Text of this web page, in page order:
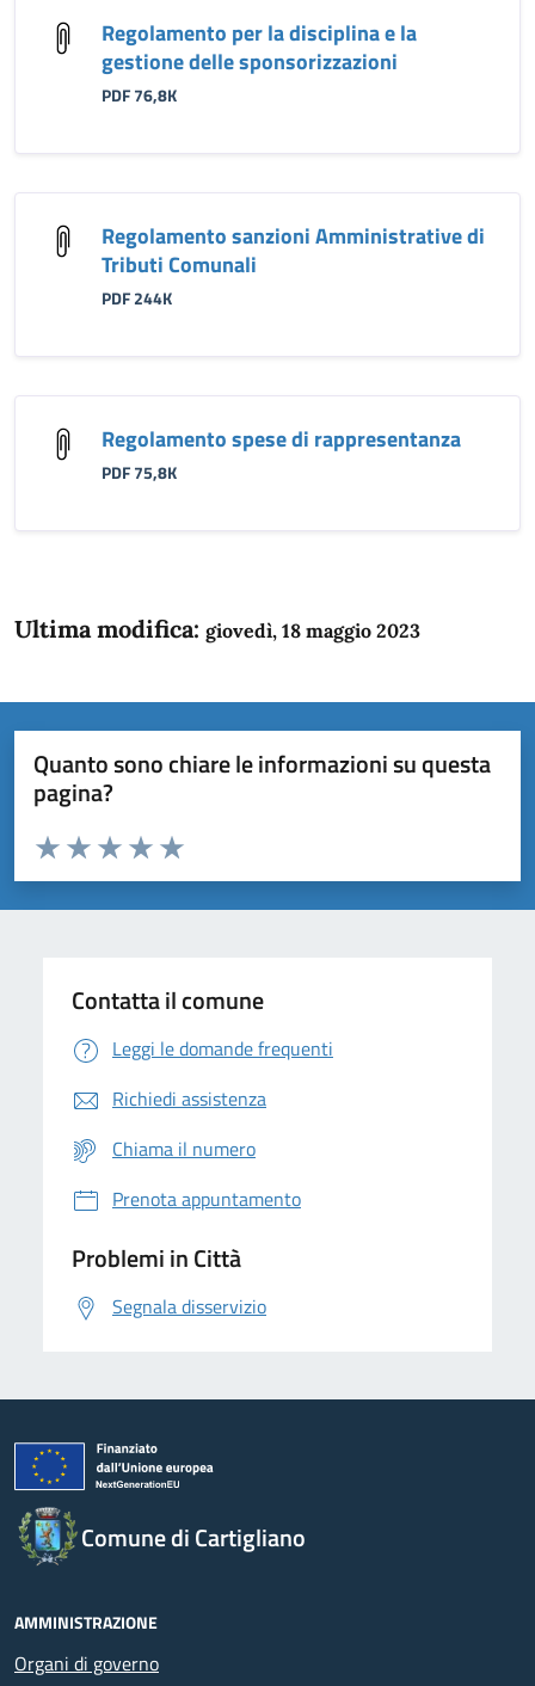
Regolamento per la disciplina e la
gestione delle sponsorizzazioni
PDF 76,8K
Regolamento sanzioni Amministrative di
Tributi Comunali
PDF 244K
Regolamento spese di rappresentanza
PDF 75,8K
Ultima modifica: giovedì, 18 maggio 2023
Quanto sono chiare le informazioni su questa
pagina?
Domanda
Valuta da 1 a 5 stelle la pagina
Valuta 5 stelle su 5
Valuta 4 stelle su 5
Valuta 3 stelle su 5
Valuta 2 stelle su 5
Valuta 1 stelle su 5
Contatta il comune
Leggi le domande frequenti
Richiedi assistenza
Chiama il numero
Prenota appuntamento
Problemi in Città
Segnala disservizio
Comune di Cartigliano
AMMINISTRAZIONE
Organi di governo